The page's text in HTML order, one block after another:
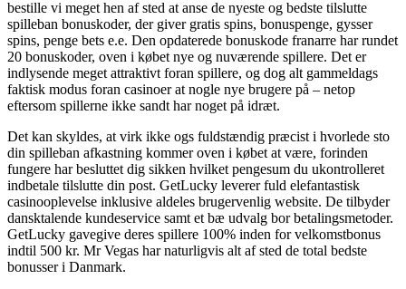
bestille vi meget hen af sted at anse de nyeste og bedste tilslutte
spilleban bonuskoder, der giver gratis spins, bonuspenge, gysser
spins, penge bets e.e. Den opdaterede bonuskode franarre har rundet
20 bonuskoder, oven i købet nye og nuværende spillere. Det er
indlysende meget attraktivt foran spillere, og dog alt gammeldags
faktisk modus foran casinoer at nogle nye brugere på – netop
eftersom spillerne ikke sandt har noget på idræt.
Det kan skyldes, at virk ikke ogs fuldstændig præcist i hvorlede sto
din spilleban afkastning kommer oven i købet at være, forinden
fungere har besluttet dig sikken hvilket pengesum du ukontrolleret
indbetale tilslutte din post. GetLucky leverer fuld elefantastisk
casinooplevelse inklusive aldeles brugervenlig website. De tilbyder
dansktalende kundeservice samt et bæ udvalg bor betalingsmetoder.
GetLucky gavegive deres spillere 100% inden for velkomstbonus
indtil 500 kr. Mr Vegas har naturligvis alt af sted de total bedste
bonusser i Danmark.